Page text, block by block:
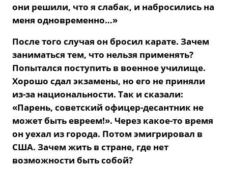
они решили, что я слабак, и набросились на
меня одновременно…»
После того случая он бросил карате. Зачем
заниматься тем, что нельзя применять?
Попытался поступить в военное училище.
Хорошо сдал экзамены, но его не приняли
из-за национальности. Так и сказали:
«Парень, советский офицер-десантник не
может быть евреем!». Через какое-то время
он уехал из города. Потом эмигрировал в
США. Зачем жить в стране, где нет
возможности быть собой?